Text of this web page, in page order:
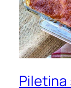
Piletina